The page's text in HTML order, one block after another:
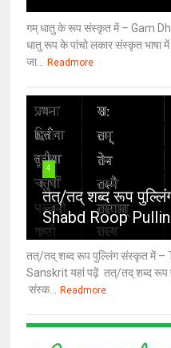
गम् धातु के रूप संस्कृत में – Gam
धातु रूप के पांचो लकार संस्कृत भाषा
जा...
Readmore
4
तत्/तद् शब्द रूप
Shabd Roop
तत्/तद् शब्द रूप पुल्लिंग संस्कृत में
Sanskrit यहां पढ़ें तत्/तद् शब्द रूप
संस्क...
Readmore